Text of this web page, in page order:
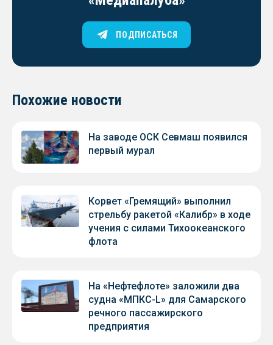
ПОДПИСАТЬСЯ
Похожие новости
На заводе ОСК Севмаш появился
первый мурал
Корвет «Гремящий» выполнил
стрельбу ракетой «Калибр» в ходе
учения с силами Тихоокеанского
флота
На «Нефтефлоте» заложили два
судна «МПКС-L» для Самарского
речного пассажирского
предприятия